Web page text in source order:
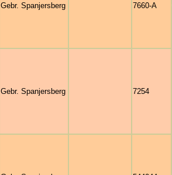
Gebr. Spanjersberg 7660-A
Gebr. Spanjersberg 7254